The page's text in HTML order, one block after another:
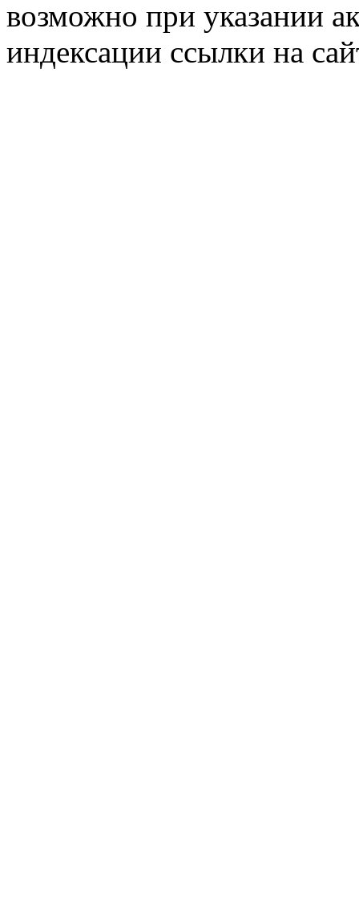
возможно при указании
индексации ссылки на